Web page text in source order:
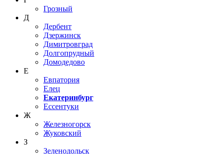
Грозный
Д
Дербент
Дзержинск
Димитровград
Долгопрудный
Домодедово
Е
Евпатория
Елец
Екатеринбург
Ессентуки
Ж
Железногорск
Жуковский
З
Зеленодольск